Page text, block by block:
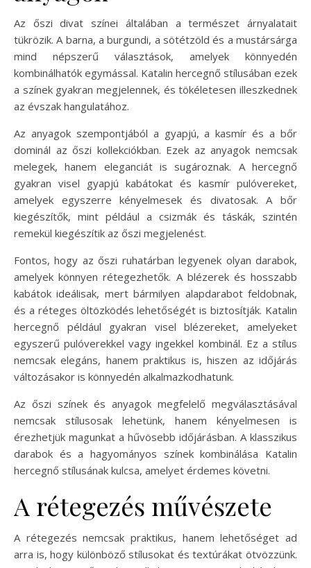
Az őszi divat színei általában a természet árnyalatait
tükrözik. A barna, a burgundi, a sötétzöld és a mustársárga
mind népszerű választások, amelyek könnyedén
kombinálhatók egymással. Katalin hercegnő stílusában ezek
a színek gyakran megjelennek, és tökéletesen illeszkednek
az évszak hangulatához.
Az anyagok szempontjából a gyapjú, a kasmír és a bőr
dominál az őszi kollekciókban. Ezek az anyagok nemcsak
melegek, hanem eleganciát is sugároznak. A hercegnő
gyakran visel gyapjú kabátokat és kasmír pulóvereket,
amelyek egyszerre kényelmesek és divatosak. A bőr
kiegészítők, mint például a csizmák és táskák, szintén
remekül kiegészítik az őszi megjelenést.
Fontos, hogy az őszi ruhatárban legyenek olyan darabok,
amelyek könnyen rétegezhetők. A blézerek és hosszabb
kabátok ideálisak, mert bármilyen alapdarabot feldobnak,
és a réteges öltözködés lehetőségét is biztosítják. Katalin
hercegnő például gyakran visel blézereket, amelyeket
egyszerű pulóverekkel vagy ingekkel kombinál. Ez a stílus
nemcsak elegáns, hanem praktikus is, hiszen az időjárás
változásakor is könnyedén alkalmazkodhatunk.
Az őszi színek és anyagok megfelelő megválasztásával
nemcsak stílusosak lehetünk, hanem kényelmesen is
érezhetjük magunkat a hűvösebb időjárásban. A klasszikus
darabok és a hagyományos színek kombinálása Katalin
hercegnő stílusának kulcsa, amelyet érdemes követni.
A rétegezés művészete
A rétegezés nemcsak praktikus, hanem lehetőséget ad
arra is, hogy különböző stílusokat és textúrákat ötvözzünk.